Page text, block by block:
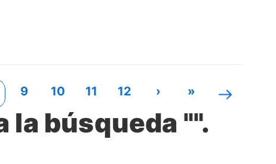
9 10 11 12 › »
la búsqueda "".